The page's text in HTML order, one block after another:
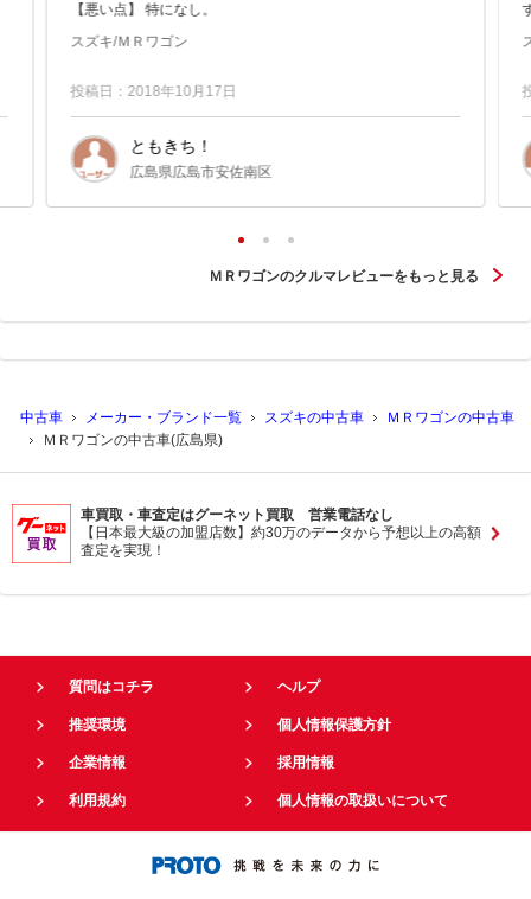
【悪い点】 特になし。
スズキ/ＭＲワゴン
投稿日：2018年10月17日
ともきち！
広島県広島市安佐南区
す
ＭＲワゴンのクルマレビューをもっと見る
中古車 メーカー・ブランド一覧 スズキの中古車
ＭＲワゴンの中古車
ＭＲワゴンの中古車(広島県)
車買取・車査定はグーネット買取 営業電話なし
【日本最大級の加盟店数】約30万のデータから予想以上の高額
査定を実現！
質問はコチラ ヘルプ
推奨環境 個人情報保護方針
企業情報 採用情報
利用規約 個人情報の取扱いについて